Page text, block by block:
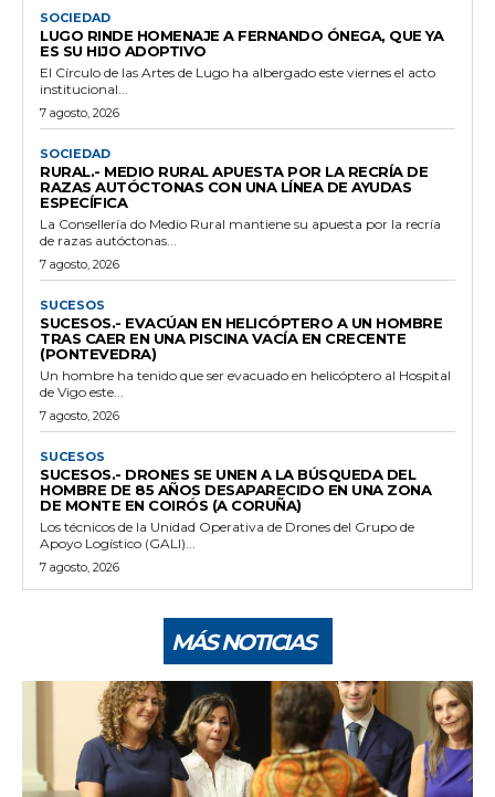
SOCIEDAD
LUGO RINDE HOMENAJE A FERNANDO ÓNEGA, QUE YA
ES SU HIJO ADOPTIVO
El Círculo de las Artes de Lugo ha albergado este viernes el acto
institucional...
7 agosto, 2026
SOCIEDAD
RURAL.- MEDIO RURAL APUESTA POR LA RECRÍA DE
RAZAS AUTÓCTONAS CON UNA LÍNEA DE AYUDAS
ESPECÍFICA
La Consellería do Medio Rural mantiene su apuesta por la recría
de razas autóctonas...
7 agosto, 2026
SUCESOS
SUCESOS.- EVACÚAN EN HELICÓPTERO A UN HOMBRE
TRAS CAER EN UNA PISCINA VACÍA EN CRECENTE
(PONTEVEDRA)
Un hombre ha tenido que ser evacuado en helicóptero al Hospital
de Vigo este...
7 agosto, 2026
SUCESOS
SUCESOS.- DRONES SE UNEN A LA BÚSQUEDA DEL
HOMBRE DE 85 AÑOS DESAPARECIDO EN UNA ZONA
DE MONTE EN COIRÓS (A CORUÑA)
Los técnicos de la Unidad Operativa de Drones del Grupo de
Apoyo Logístico (GALI)...
7 agosto, 2026
MÁS NOTICIAS